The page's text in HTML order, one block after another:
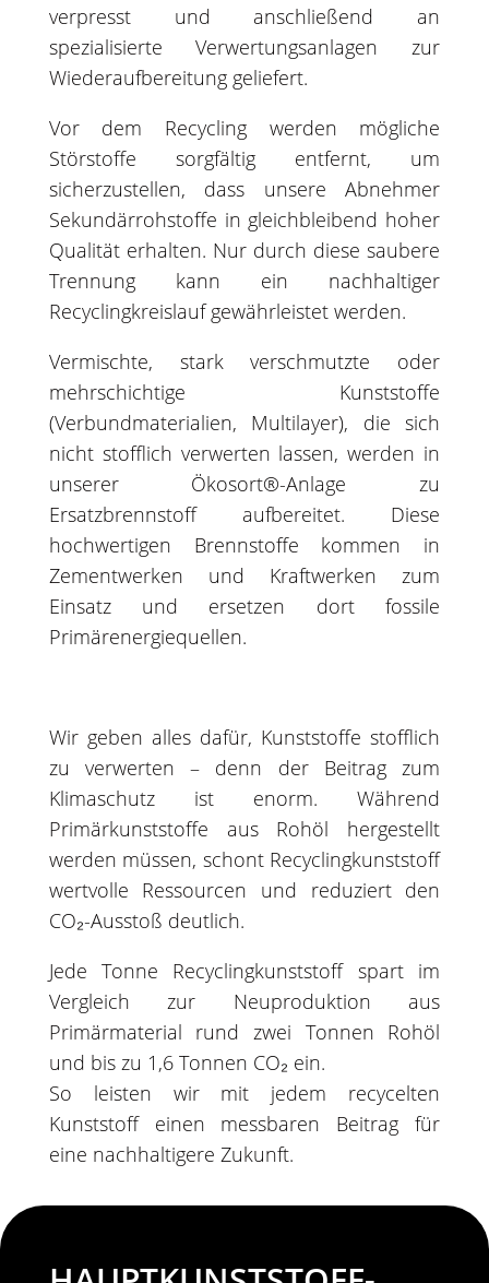
verpresst und anschließend an
spezialisierte Verwertungsanlagen zur
Wiederaufbereitung geliefert.
Vor dem Recycling werden mögliche
Störstoffe sorgfältig entfernt, um
sicherzustellen, dass unsere Abnehmer
Sekundärrohstoffe in gleichbleibend hoher
Qualität erhalten. Nur durch diese saubere
Trennung kann ein nachhaltiger
Recyclingkreislauf gewährleistet werden.
Vermischte, stark verschmutzte oder
mehrschichtige Kunststoffe
(Verbundmaterialien, Multilayer), die sich
nicht stofflich verwerten lassen, werden in
unserer Ökosort®-Anlage zu
Ersatzbrennstoff aufbereitet. Diese
hochwertigen Brennstoffe kommen in
Zementwerken und Kraftwerken zum
Einsatz und ersetzen dort fossile
Primärenergiequellen.
Wir geben alles dafür, Kunststoffe stofflich
zu verwerten – denn der Beitrag zum
Klimaschutz ist enorm. Während
Primärkunststoffe aus Rohöl hergestellt
werden müssen, schont Recyclingkunststoff
wertvolle Ressourcen und reduziert den
CO₂-Ausstoß deutlich.
Jede Tonne Recyclingkunststoff spart im
Vergleich zur Neuproduktion aus
Primärmaterial rund zwei Tonnen Rohöl
und bis zu 1,6 Tonnen CO₂ ein.
So leisten wir mit jedem recycelten
Kunststoff einen messbaren Beitrag für
eine nachhaltigere Zukunft.